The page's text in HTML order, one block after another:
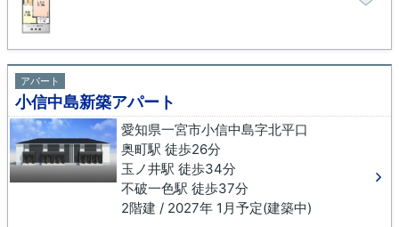
アパート
小信中島新築アパート
愛知県一宮市小信中島字北平口
奥町駅 徒歩26分
玉ノ井駅 徒歩34分
不破一色駅 徒歩37分
2階建 / 2027年 1月予定(建築中)